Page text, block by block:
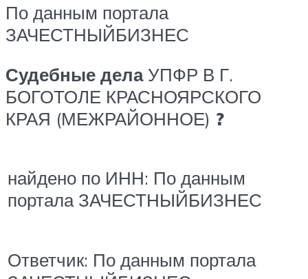
По данным портала
ЗАЧЕСТНЫЙБИЗНЕС
Судебные делаУПФР В Г.
БОГОТОЛЕ КРАСНОЯРСКОГО
КРАЯ (МЕЖРАЙОННОЕ) ?
найдено по ИНН: По данным
портала ЗАЧЕСТНЫЙБИЗНЕС
Ответчик: По данным портала